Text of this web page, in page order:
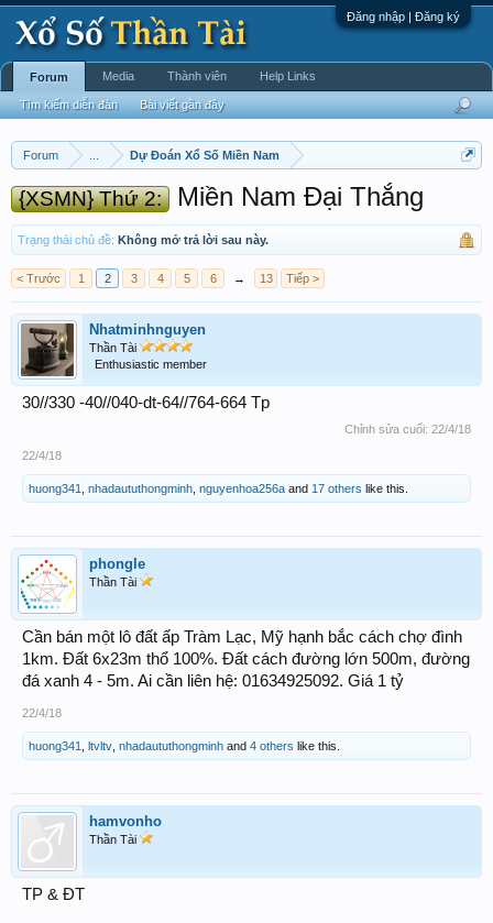
Đăng nhập | Đăng ký
Forum Dự Đoán Xổ Số Miền Nam
{XSMN} Thứ 2: Miền Nam Đại Thắng
Trạng thái chủ đề: Không mở trả lời sau này.
< Trước 1 2 3 4 5 6 → 13 Tiếp >
Nhatminhnguyen
Thần Tài
Enthusiastic member
30//330 -40//040-dt-64//764-664 Tp
Chỉnh sửa cuối: 22/4/18
22/4/18
huong341 nhadaututhongminh nguyenhoa256a and 17 others like this.
phongle
Thần Tài
Cần bán một lô đất ấp Tràm Lạc, Mỹ hạnh bắc cách chợ đình
1km. Đất 6x23m thổ 100%. Đất cách đường lớn 500m, đường
đá xanh 4 - 5m. Ai cần liên hệ: 01634925092. Giá 1 tỷ
22/4/18
huong341 ltvltv nhadaututhongminh and 4 others like this.
hamvonho
Thần Tài
TP & ĐT
Forum
Tìm kiếm diễn đàn Bài viết gần đây
Media Thành viên Help Links